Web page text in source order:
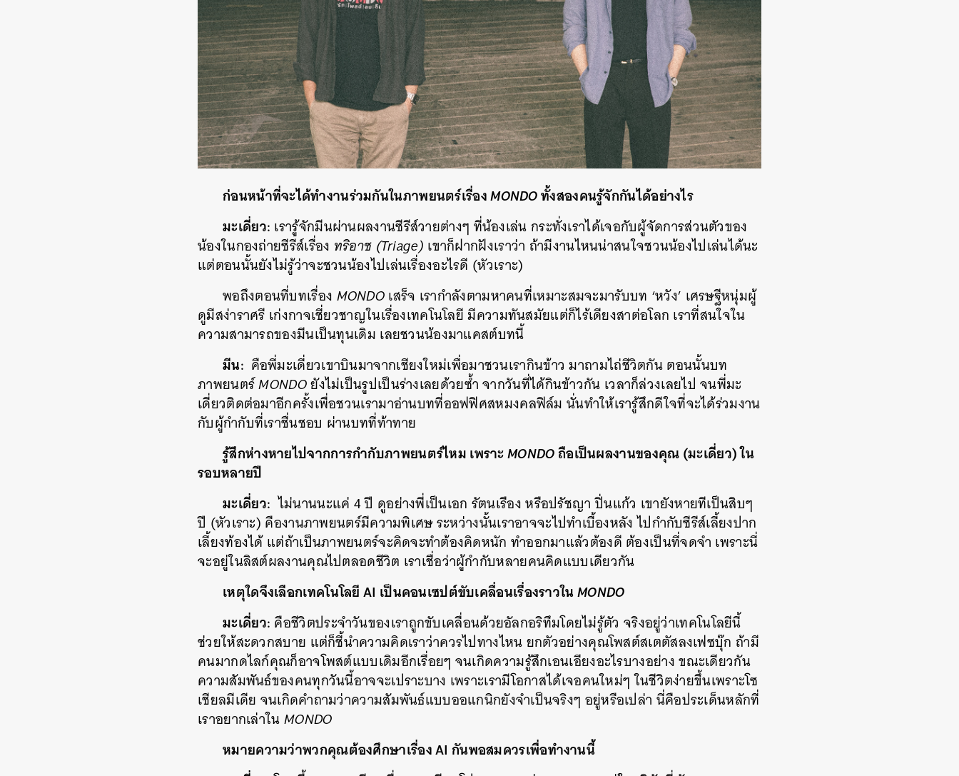
ก่อนหน้าที่จะได้ทำงานร่วมกันในภาพยนตร์เรื่องMONDOทั้งสองคนรู้จักกันได้อย่างไร
มะเดี่ยว: เรารู้จักมีนผ่านผลงานซีรีส์วายต่างๆ ที่น้องเล่น กระทั่งเราได้เจอกับผู้จัดการส่วนตัวของ
น้องในกองถ่ายซีรีส์เรื่อง ทริอาช (Triage) เขาก็ฝากฝังเราว่า ถ้ามีงานไหนน่าสนใจชวนน้องไปเล่นได้นะ
แต่ตอนนั้นยังไม่รู้ว่าจะชวนน้องไปเล่นเรื่องอะไรดี (หัวเราะ)
พอถึงตอนที่บทเรื่อง MONDOเสร็จ เรากำลังตามหาคนที่เหมาะสมจะมารับบท ‘หวัง’ เศรษฐีหนุ่มผู้
ดูมีสง่าราศรี เก่งกาจเชี่ยวชาญในเรื่องเทคโนโลยี มีความทันสมัยแต่ก็ไร้เดียงสาต่อโลก เราที่สนใจใน
ความสามารถของมีนเป็นทุนเดิม เลยชวนน้องมาแคสต์บทนี้
มีน: คือพี่มะเดี่ยวเขาบินมาจากเชียงใหม่เพื่อมาชวนเรากินข้าว มาถามไถ่ชีวิตกัน ตอนนั้นบท
ภาพยนตร์MONDOยังไม่เป็นรูปเป็นร่างเลยด้วยซ้ำ จากวันที่ได้กินข้าวกัน เวลาก็ล่วงเลยไป จนพี่มะ
เดี่ยวติดต่อมาอีกครั้งเพื่อชวนเรามาอ่านบทที่ออฟฟิศสหมงคลฟิล์ม นั่นทำให้เรารู้สึกดีใจที่จะได้ร่วมงาน
กับผู้กำกับที่เราชื่นชอบ ผ่านบทที่ท้าทาย
รู้สึกห่างหายไปจากการกำกับภาพยนตร์ไหม เพราะMONDOถือเป็นผลงานของคุณ (มะเดี่ยว) ใน
รอบหลายปี
มะเดี่ยว: ไม่นานนะแค่ 4 ปี ดูอย่างพี่เป็นเอก รัตนเรือง หรือปรัชญา ปิ่นแก้ว เขายังหายทีเป็นสิบๆ
ปี (หัวเราะ) คืองานภาพยนตร์มีความพิเศษ ระหว่างนั้นเราอาจจะไปทำเบื้องหลัง ไปกำกับซีรีส์เลี้ยงปาก
เลี้ยงท้องได้ แต่ถ้าเป็นภาพยนตร์จะคิดจะทำต้องคิดหนัก ทำออกมาแล้วต้องดี ต้องเป็นที่จดจำ เพราะนี่
จะอยู่ในลิสต์ผลงานคุณไปตลอดชีวิต เราเชื่อว่าผู้กำกับหลายคนคิดแบบเดียวกัน
เหตุใดจึงเลือกเทคโนโลยี AI เป็นคอนเซปต์ขับเคลื่อนเรื่องราวในMONDO
มะเดี่ยว: คือชีวิตประจำวันของเราถูกขับเคลื่อนด้วยอัลกอริทึมโดยไม่รู้ตัว จริงอยู่ว่าเทคโนโลยีนี้
ช่วยให้สะดวกสบาย แต่ก็ชี้นำความคิดเราว่าควรไปทางไหน ยกตัวอย่างคุณโพสต์สเตตัสลงเฟซบุ๊ก ถ้ามี
คนมากดไลก์คุณก็อาจโพสต์แบบเดิมอีกเรื่อยๆ จนเกิดความรู้สึกเอนเอียงอะไรบางอย่าง ขณะเดียวกัน
ความสัมพันธ์ของคนทุกวันนี้อาจจะเปราะบาง เพราะเรามีโอกาสได้เจอคนใหม่ๆ ในชีวิตง่ายขึ้นเพราะโซ
เชียลมีเดีย จนเกิดคำถามว่าความสัมพันธ์แบบออแกนิกยังจำเป็นจริงๆ อยู่หรือเปล่า นี่คือประเด็นหลักที่
เราอยากเล่าในMONDO
หมายความว่าพวกคุณต้องศึกษาเรื่อง AI กันพอสมควรเพื่อทำงานนี้